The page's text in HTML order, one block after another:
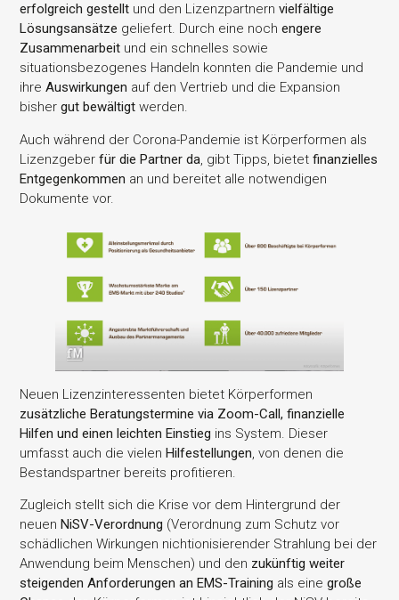
erfolgreich gestellt und den Lizenzpartnernvielfältige
Lösungsansätze geliefert. Durch eine nochengere
Zusammenarbeit und ein schnelles sowie
situationsbezogenes Handeln konnten die Pandemie und
ihreAuswirkungen auf den Vertrieb und die Expansion
bishergut bewältigt werden.
Auch während der Corona-Pandemie ist Körperformen als
Lizenzgeberfür die Partner da , gibt Tipps, bietetfinanzielles
Entgegenkommen an und bereitet alle notwendigen
Dokumente vor.
Neuen Lizenzinteressenten bietet Körperformen
zusätzliche Beratungstermine via Zoom-Call, finanzielle
Hilfen und einen leichten Einstieg ins System. Dieser
umfasst auch die vielenHilfestellungen, von denen die
Bestandspartner bereits profitieren.
Zugleich stellt sich die Krise vor dem Hintergrund der
neuen NiSV-Verordnung (Verordnung zum Schutz vor
schädlichen Wirkungen nichtionisierender Strahlung bei der
Anwendung beim Menschen) und den zukünftig weiter
steigenden Anforderungen an EMS-Training als einegroße